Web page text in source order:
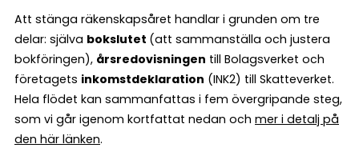
Att stänga räkenskapsåret handlar i grunden om tre
delar: själva bokslutet (att sammanställa och justera
bokföringen), årsredovisningen till Bolagsverket och
företagets inkomstdeklaration (INK2) till Skatteverket.
Hela flödet kan sammanfattas i fem övergripande steg,
som vi går igenom kortfattat nedan och mer i detalj på
den här länken.